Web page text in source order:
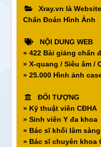
Xray.vn là
Chẩn Đoán Hình Ảnh
NỘI DUNG WEB
» 422 Bài giảng chẩn
» X-quang / Siêu âm /
» 25.000 Hình ảnh
ĐỐI TƯỢNG
» Kỹ thuật viên CĐHA
» Sinh viên Y đa khoa
» Bác sĩ khối lâm sàng
» Bác sĩ chuyên khoa